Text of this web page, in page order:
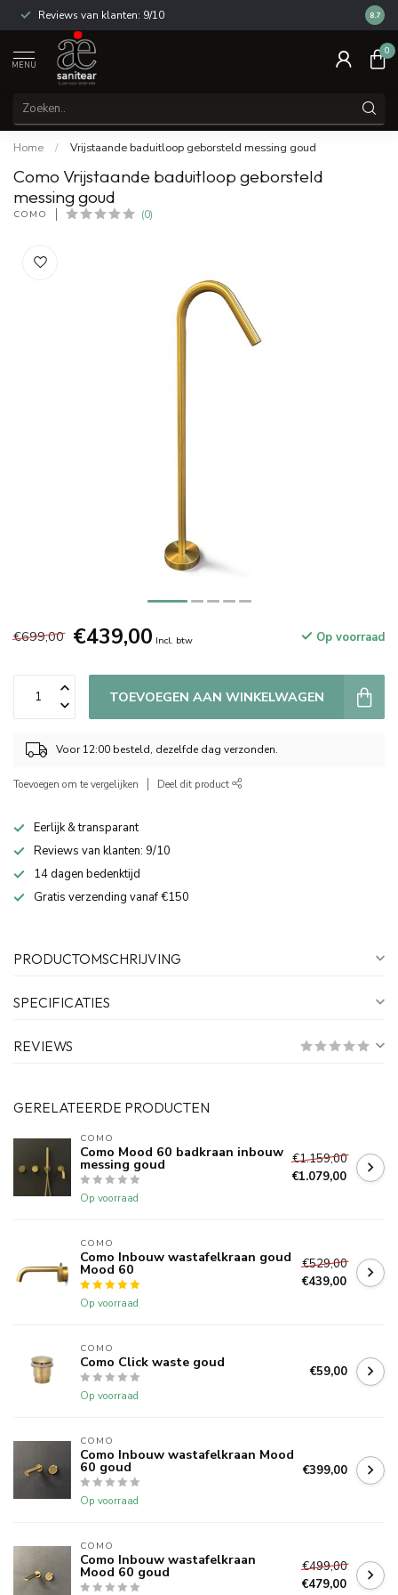
Reviews van klanten: 9/10 14
8.7
MENU
0
Home / Vrijstaande baduitloop geborsteld messing goud
Como Vrijstaande baduitloop geborsteld
messing goud
COMO (0)
€699,00 €439,00 Incl. btw Op voorraad
TOEVOEGEN AAN WINKELWAGEN
Voor 12:00 besteld, dezelfde dag verzonden.
Toevoegen om te vergelijken Deel dit product
Eerlijk & transparant
Reviews van klanten: 9/10
14 dagen bedenktijd
Gratis verzending vanaf €150
PRODUCTOMSCHRIJVING
SPECIFICATIES
REVIEWS
GERELATEERDE PRODUCTEN
COMO
Como Mood 60 badkraan inbouw
messing goud
Op voorraad
€1.159,00
€1.079,00
COMO
Como Inbouw wastafelkraan goud
Mood 60
Op voorraad
€529,00
€439,00
COMO
Como Click waste goud
Op voorraad
€59,00
COMO
Como Inbouw wastafelkraan Mood
60 goud
Op voorraad
€399,00
COMO
Como Inbouw wastafelkraan
Mood 60 goud
€499,00
€479,00